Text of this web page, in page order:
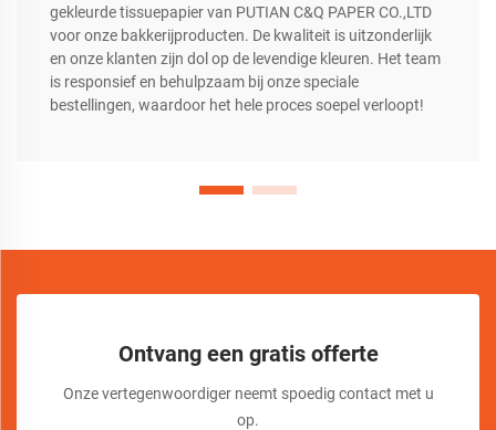
gekleurde tissuepapier van PUTIAN C&Q PAPER CO.,LTD
voor onze bakkerijproducten. De kwaliteit is uitzonderlijk
en onze klanten zijn dol op de levendige kleuren. Het team
is responsief en behulpzaam bij onze speciale
bestellingen, waardoor het hele proces soepel verloopt!
Ontvang een gratis offerte
Onze vertegenwoordiger neemt spoedig contact met u
op.